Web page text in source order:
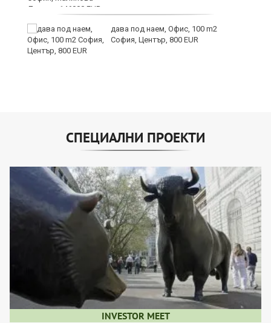
дава под наем, Офис, 100 m2
София, Център, 800 EUR
СПЕЦИАЛНИ ПРОЕКТИ
INVESTOR MEET